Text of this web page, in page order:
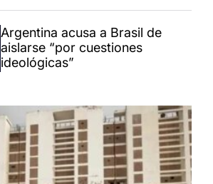
Argentina acusa a Brasil de
aislarse “por cuestiones
ideológicas”